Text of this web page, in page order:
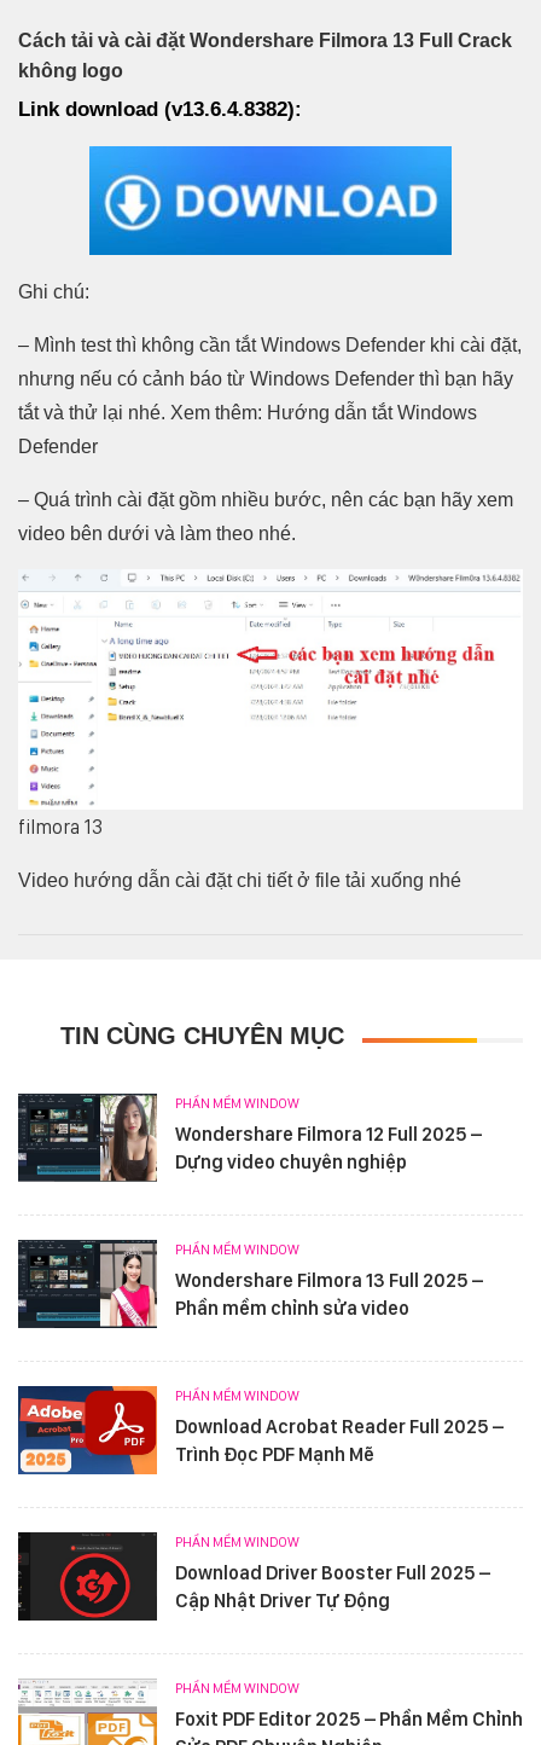
Cách tải và cài đặt Wondershare Filmora 13 Full Crack
không logo
Link download (v13.6.4.8382):
Ghi chú:
– Mình test thì không cần tắt Windows Defender khi cài đặt,
nhưng nếu có cảnh báo từ Windows Defender thì bạn hãy
tắt và thử lại nhé. Xem thêm: Hướng dẫn tắt Windows
Defender
– Quá trình cài đặt gồm nhiều bước, nên các bạn hãy xem
video bên dưới và làm theo nhé.
filmora 13
Video hướng dẫn cài đặt chi tiết ở file tải xuống nhé
TIN CÙNG CHUYÊN MỤC
PHẦN MỀM WINDOW
Wondershare Filmora 12 Full 2025 –
Dựng video chuyên nghiệp
PHẦN MỀM WINDOW
Wondershare Filmora 13 Full 2025 –
Phần mềm chỉnh sửa video
PHẦN MỀM WINDOW
Download Acrobat Reader Full 2025 –
Trình Đọc PDF Mạnh Mẽ
PHẦN MỀM WINDOW
Download Driver Booster Full 2025 –
Cập Nhật Driver Tự Động
PHẦN MỀM WINDOW
Foxit PDF Editor 2025 – Phần Mềm Chỉnh